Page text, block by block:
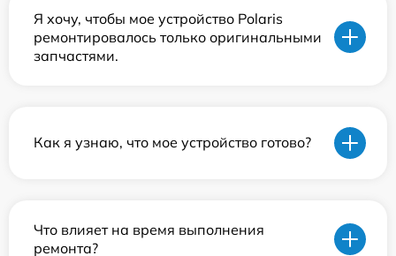
Я хочу, чтобы мое устройство Polaris
ремонтировалось только оригинальными
запчастями.
Как я узнаю, что мое устройство готово?
Что влияет на время выполнения
ремонта?